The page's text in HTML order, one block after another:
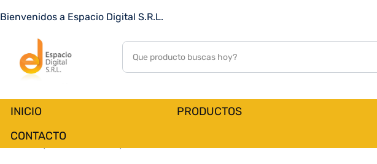
Bienvenidos a Espacio Digital S.R.L.
INICIO PRODUCTOS
CONTACTO
Inicio PRODUCTOS